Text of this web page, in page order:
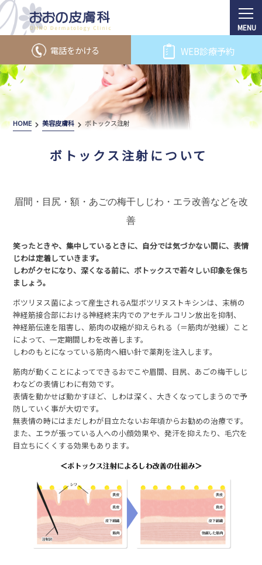
電話をかける WEB診療予約
HOME 美容皮膚科 ボトックス注射
ボトックス注射について
眉間・目尻・額・あごの梅干しじわ・エラ改善などを改
善
笑ったときや、集中しているときに、自分では気づかない間に、表情
じわは定着していきます。
しわがクセになり、深くなる前に、ボトックスで若々しい印象を保ち
ましょう。
ボツリヌス菌によって産生されるA型ボツリヌストキシンは、末梢の
神経筋接合部における神経終末内でのアセチルコリン放出を抑制、
神経筋伝達を阻害し、筋肉の収縮が抑えられる（＝筋肉が弛緩）こと
によって、一定期間しわを改善します。
しわのもとになっている筋肉へ細い針で薬剤を注入します。
筋肉が動くことによってできるおでこや眉間、目尻、あごの梅干しじ
わなどの表情じわに有効です。
表情を動かせば動かすほど、しわは深く、大きくなってしまうので予
防していく事が大切です。
無表情の時にはまだしわが目立たないお年頃からお勧めの治療です。
また、エラが張っている人への小顔効果や、発汗を抑えたり、毛穴を
目立ちにくくする効果もあります。